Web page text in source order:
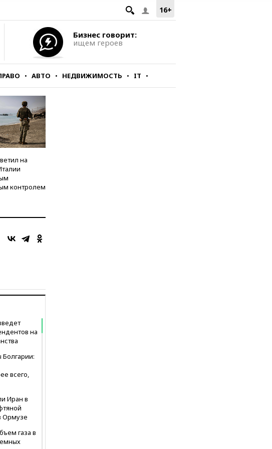
16+
Бизнес говорит:
ищем героев
АВТО НЕДВИЖИМОСТЬ IT
на
контролем
на
всего,
Иран в
Ормузе
газа в